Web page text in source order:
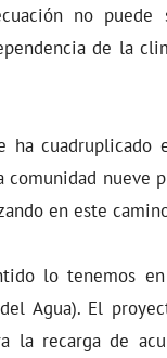
no
de la
cuadruplicado
comunidad
en este
lo tenemos
Agua). El
la recarga de